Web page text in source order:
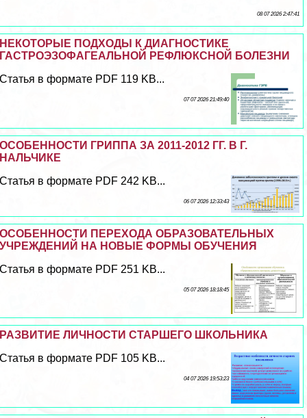
08 07 2026 2:47:41
НЕКОТОРЫЕ ПОДХОДЫ К ДИАГНОСТИКЕ
ГАСТРОЭЗОФАГЕАЛЬНОЙ РЕФЛЮКСНОЙ БОЛЕЗНИ
Статья в формате PDF 119 KB...
07 07 2026 21:49:40
ОСОБЕННОСТИ ГРИППА ЗА 2011-2012 ГГ. В Г.
НАЛЬЧИКЕ
Статья в формате PDF 242 KB...
06 07 2026 12:33:43
ОСОБЕННОСТИ ПЕРЕХОДА ОБРАЗОВАТЕЛЬНЫХ
УЧРЕЖДЕНИЙ НА НОВЫЕ ФОРМЫ ОБУЧЕНИЯ
Статья в формате PDF 251 KB...
05 07 2026 18:18:45
РАЗВИТИЕ ЛИЧНОСТИ СТАРШЕГО ШКОЛЬНИКА
Статья в формате PDF 105 KB...
04 07 2026 19:53:23